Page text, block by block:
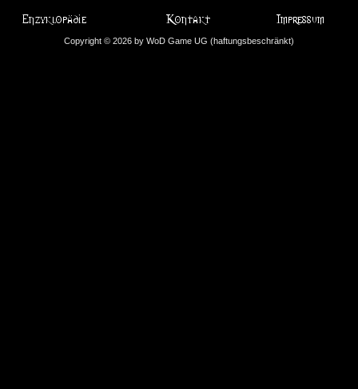
Copyright © 2026 by WoD Game UG (haftungsbeschränkt)